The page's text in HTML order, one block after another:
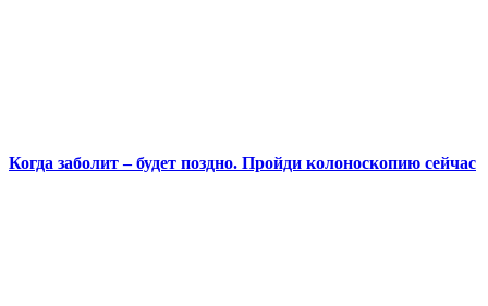
Когда заболит – будет поздно. Пройди колоноскопию сейчас